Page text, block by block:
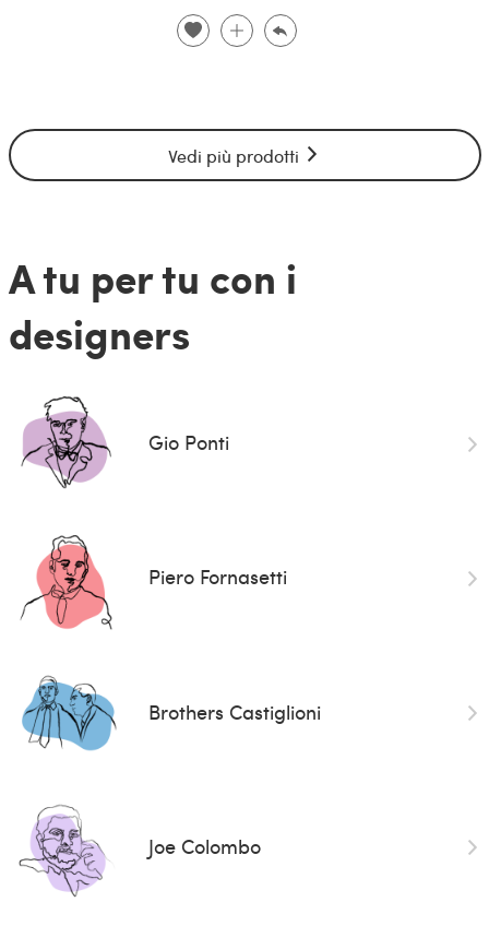
Vedi più prodotti
A tu per tu con i
designers
Gio Ponti
Piero Fornasetti
Brothers Castiglioni
Joe Colombo